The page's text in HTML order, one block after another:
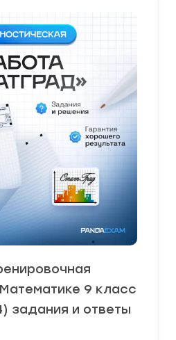
9 класс
задания и ответы